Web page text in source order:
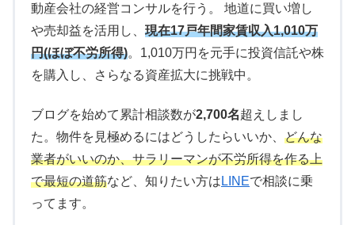
動産会社の経営コンサルを行う。 地道に買い増し
や売却益を活用し、 現在17戸年間家賃収入1,010万
円(ほぼ不労所得)。1,010万円を元手に投資信託や株
を購入し、さらなる資産拡大に挑戦中。
ブログを始めて累計相談数が2,700名超えしまし
た。物件を見極めるにはどうしたらいいか、 どんな
業者がいいのか、サラリーマンが不労所得を作る上
で最短の道筋など、知りたい方は LINEで相談に乗
ってます。